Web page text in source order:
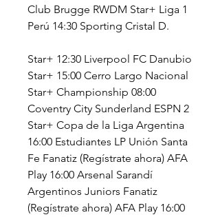
Club Brugge RWDM Star+ Liga 1
Perú 14:30 Sporting Cristal D.
Star+ 12:30 Liverpool FC Danubio
Star+ 15:00 Cerro Largo Nacional
Star+ Championship 08:00
Coventry City Sunderland ESPN 2
Star+ Copa de la Liga Argentina
16:00 Estudiantes LP Unión Santa
Fe Fanatiz (Regístrate ahora) AFA
Play 16:00 Arsenal Sarandí
Argentinos Juniors Fanatiz
(Regístrate ahora) AFA Play 16:00